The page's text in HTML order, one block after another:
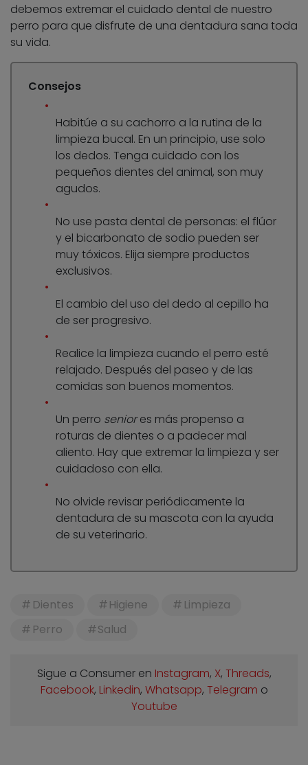
debemos extremar el cuidado dental de nuestro
perro para que disfrute de una dentadura sana toda
su vida.
Consejos
Habitúe a su cachorro a la rutina de la
limpieza bucal. En un principio, use solo
los dedos. Tenga cuidado con los
pequeños dientes del animal, son muy
agudos.
No use pasta dental de personas: el flúor
y el bicarbonato de sodio pueden ser
muy tóxicos. Elija siempre productos
exclusivos.
El cambio del uso del dedo al cepillo ha
de ser progresivo.
Realice la limpieza cuando el perro esté
relajado. Después del paseo y de las
comidas son buenos momentos.
Un perro seniores más propenso a
roturas de dientes o a padecer mal
aliento. Hay que extremar la limpieza y ser
cuidadoso con ella.
No olvide revisar periódicamente la
dentadura de su mascota con la ayuda
de su veterinario.
Dientes Higiene
Limpieza
Perro
Salud
Sigue a Consumer en Instagram, X, Threads,
Facebook, Linkedin, Whatsapp, Telegram o
Youtube